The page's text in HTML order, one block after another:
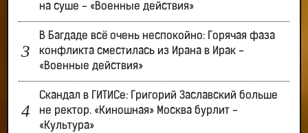
на суше - «Военные действия»
В Багдаде всё очень неспокойно: Горячая фаза
конфликта сместилась из Ирана в Ирак -
«Военные действия»
Скандал в ГИТИСе: Григорий Заславский больше
не ректор. «Киношная» Москва бурлит -
«Культура»